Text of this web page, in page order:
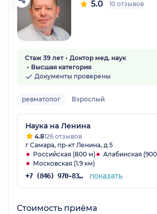
5.0 10 отзывов
Стаж 39 лет
Доктор мед. наук
Высшая категория
Документы проверены
ревматолог Взрослый
Наука на Ленина
4.8126 отзывов
г Самара, пр-кт Ленина, д 5
Российская (800 м)
Алабинская
Московская (1.9 км)
+7 (846) 970-83-08 показать
Стоимость приёма